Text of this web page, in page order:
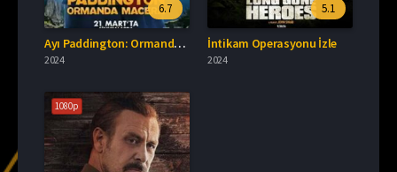
6.7
Ayı Paddington: Ormanda Macera Full HD İzle
2024
5.1
İntikam Operasyonu İzle
2024
1080p